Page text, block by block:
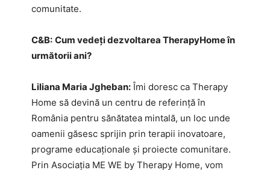
comunitate.
C&B: Cum vedeți dezvoltarea TherapyHome în
următorii ani?
Liliana Maria Jgheban: Îmi doresc ca Therapy
Home să devină un centru de referință în
România pentru sănătatea mintală, un loc unde
oamenii găsesc sprijin prin terapii inovatoare,
programe educaționale și proiecte comunitare.
Prin Asociația ME WE by Therapy Home, vom